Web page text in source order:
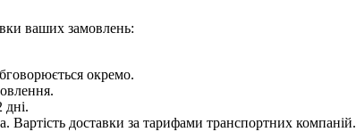
ваших замовлень:
окремо.
дні.
доставки за тарифами транспортних компаній.